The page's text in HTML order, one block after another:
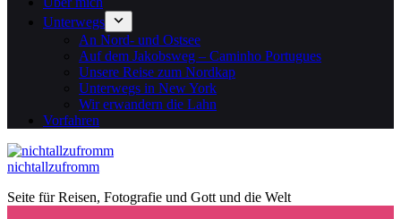
Unterwegs
An Nord- und Ostsee
Auf dem Jakobsweg – Caminho Portugues
Unsere Reise zum Nordkap
Unterwegs in New York
Wir erwandern die Lahn
Vorfahren
nichtallzufromm
Seite für Reisen, Fotografie und Gott und die Welt